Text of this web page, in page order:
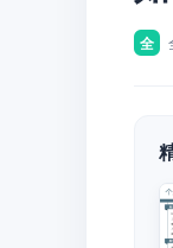
全